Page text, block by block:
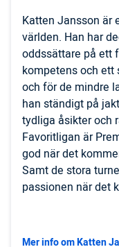
Katten Jansson är
världen. Han har
oddssättare på ett
kompetens och ett
och för de mindre
han ständigt på
tydliga åsikter och
Favoritligan är
god när det
Samt de stora
passionen när det
Mer info om Katten